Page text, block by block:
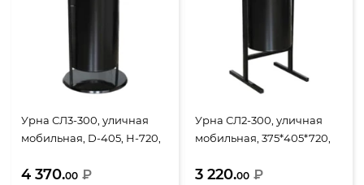
Урна СЛ3-300, уличная
мобильная, D-405, Н-720,
4 370.00 ₽
Урна СЛ2-300, уличная
мобильная, 375*405*720,
3 220.00 ₽